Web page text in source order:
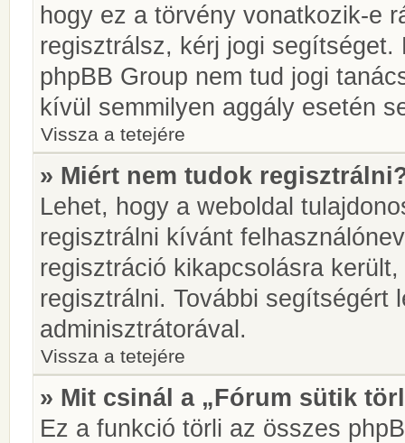
hogy ez a törvény vonatkozik-e
regisztrálsz, kérj jogi
phpBB Group nem tud jogi
kívül semmilyen aggály esetén
Vissza a tetejére
» Miért nem tudok
Lehet, hogy a weboldal
regisztrálni kívánt
regisztráció kikapcsolásra
regisztrálni. További segítségért
adminisztrátorával.
Vissza a tetejére
» Mit csinál a „Fórum sütik
Ez a funkció törli az összes